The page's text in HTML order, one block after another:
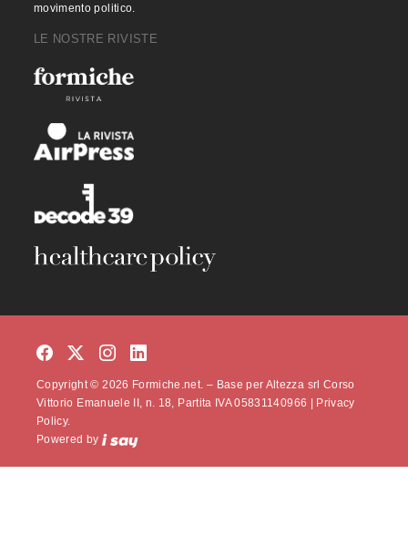
movimento politico.
LE NOSTRE RIVISTE
Copyright © 2026 Formiche.net. – Base per Altezza srl Corso
Vittorio Emanuele II, n. 18, Partita IVA 05831140966 |
Privacy
Policy.
Powered by